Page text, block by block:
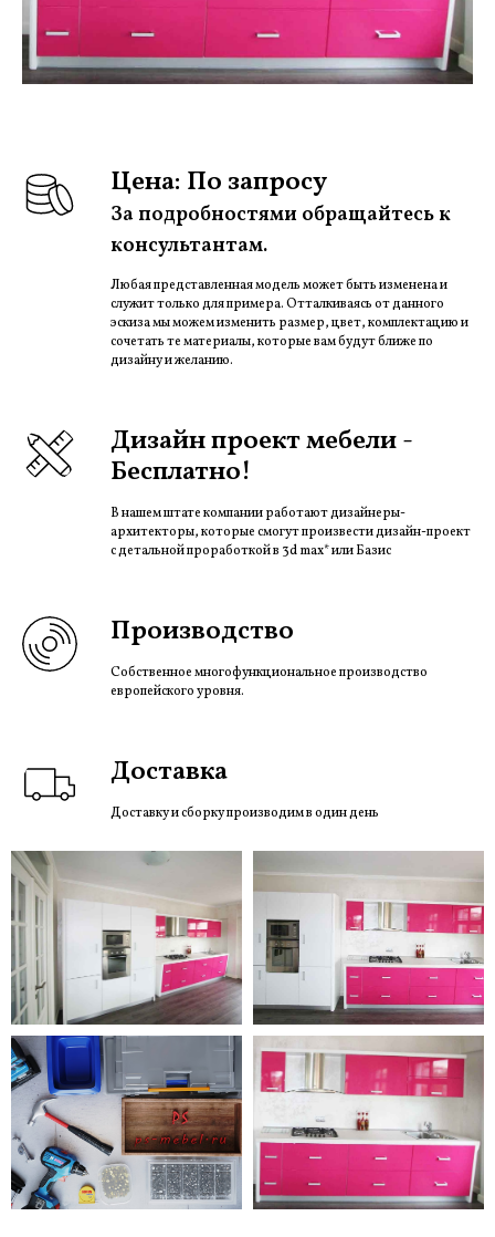
Цена: По запросу
За подробностями обращайтесь к
консультантам.
Любая представленная модель может быть изменена и
служит только для примера. Отталкиваясь от данного
эскиза мы можем изменить размер, цвет, комплектацию и
сочетать те материалы, которые вам будут ближе по
дизайну и желанию.
Дизайн проект мебели -
Бесплатно!
В нашем штате компании работают дизайнеры-
архитекторы, которые смогут произвести дизайн-проект
с детальной проработкой в 3d max* или Базис
Производство
Собственное многофункциональное производство
европейского уровня.
Доставка
Доставку и сборку производим в один день